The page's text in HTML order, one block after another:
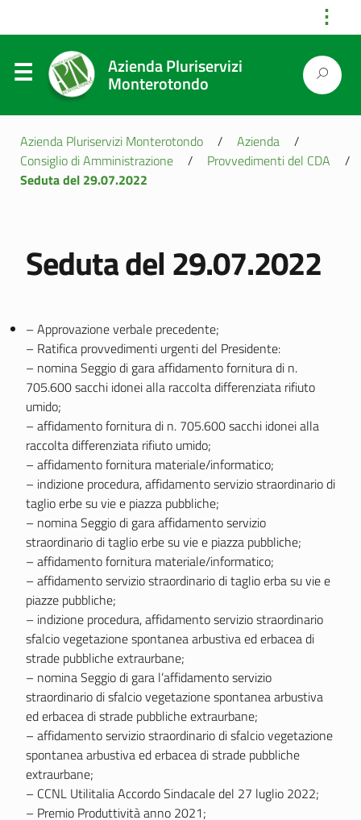
⋮
Azienda Pluriservizi
Monterotondo
Azienda Pluriservizi Monterotondo / Azienda
/
Consiglio di Amministrazione
/ Provvedimenti del CDA
/
Seduta del 29.07.2022
Seduta del 29.07.2022
– Approvazione verbale precedente;
– Ratifica provvedimenti urgenti del Presidente:
– nomina Seggio di gara affidamento fornitura di n.
705.600 sacchi idonei alla raccolta differenziata rifiuto
umido;
– affidamento fornitura di n. 705.600 sacchi idonei alla
raccolta differenziata rifiuto umido;
– affidamento fornitura materiale/informatico;
– indizione procedura, affidamento servizio straordinario di
taglio erbe su vie e piazza pubbliche;
– nomina Seggio di gara affidamento servizio
straordinario di taglio erbe su vie e piazza pubbliche;
– affidamento fornitura materiale/informatico;
– affidamento servizio straordinario di taglio erba su vie e
piazze pubbliche;
– indizione procedura, affidamento servizio straordinario
sfalcio vegetazione spontanea arbustiva ed erbacea di
strade pubbliche extraurbane;
– nomina Seggio di gara l’affidamento servizio
straordinario di sfalcio vegetazione spontanea arbustiva
ed erbacea di strade pubbliche extraurbane;
– affidamento servizio straordinario di sfalcio vegetazione
spontanea arbustiva ed erbacea di strade pubbliche
extraurbane;
– CCNL Utilitalia Accordo Sindacale del 27 luglio 2022;
– Premio Produttività anno 2021;